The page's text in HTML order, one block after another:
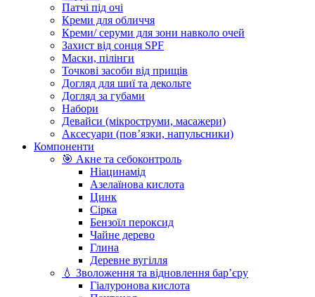
Патчі під очі
Креми для обличчя
Креми/ серуми для зони навколо очей
Захист від сонця SPF
Маски, пілінги
Точкові засоби від прищів
Догляд для шиї та декольте
Догляд за губами
Набори
Девайси (мікроструми, масажери)
Аксесуари (повʼязки, напульсники)
Компоненти
🎯 Акне та себоконтроль
Ніацинамід
Азелаїнова кислота
Цинк
Сірка
Бензоїл пероксид
Чайне дерево
Глина
Деревне вугілля
💧 Зволоження та відновлення бар’єру
Гіалуронова кислота